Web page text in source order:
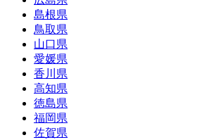
島根県
鳥取県
山口県
愛媛県
香川県
高知県
徳島県
福岡県
佐賀県